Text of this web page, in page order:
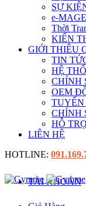
SỰ
e-
Thời
KIẾN
GIỚI THIÊU
TIN
HỆ
CHÍNH
OEM
TUYỂN
CHÍNH
HỖ
LIÊN HỆ
HOTLINE:
TÀI KHOẢN